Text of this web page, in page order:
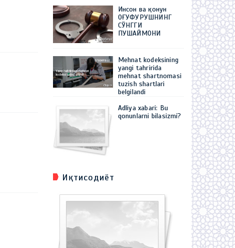
Инсон ва қонун
ОҒУФУРУШНИНГ
СЎНГГИ
ПУШАЙМОНИ
Mehnat kodeksining
yangi tahririda
mehnat shartnomasi
tuzish shartlari
belgilandi
Adliya xabari: Bu
qonunlarni bilasizmi?
Иқтисодиёт